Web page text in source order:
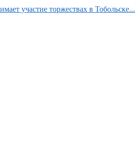
участие торжествах в Тобольске...